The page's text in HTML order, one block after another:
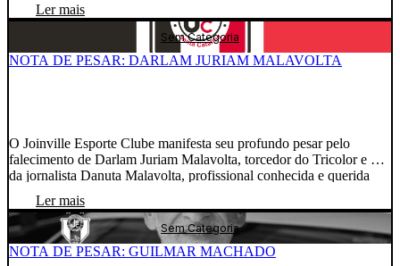
familiares, para uma manhã marcada pela inclusão, acolhimento e
integração. A ação foi organizada com o […]
Ler mais
Sem Categoria
NOTA DE PESAR: DARLAM JURIAM MALAVOLTA
O Joinville Esporte Clube manifesta seu profundo pesar pelo
falecimento de Darlam Juriam Malavolta, torcedor do Tricolor e pai
da jornalista Danuta Malavolta, profissional conhecida e querida
JEC se solidariza com Danuta, seus familiares e amigos,
expressando as mais sinceras condolências e desejando força […]
Ler mais
Sem Categoria
NOTA DE PESAR: GUILMAR MACHADO